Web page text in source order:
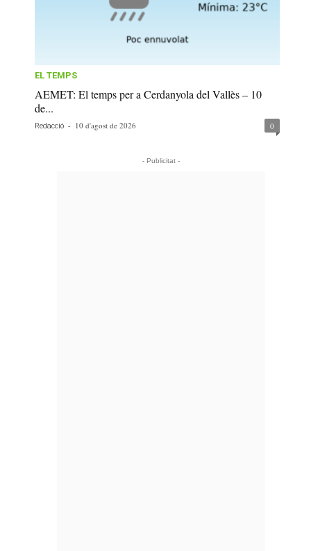
EL TEMPS
AEMET: El temps per a Cerdanyola del Vallès – 10
de...
Redacció - 10 d'agost de 2026 0
- Publicitat -